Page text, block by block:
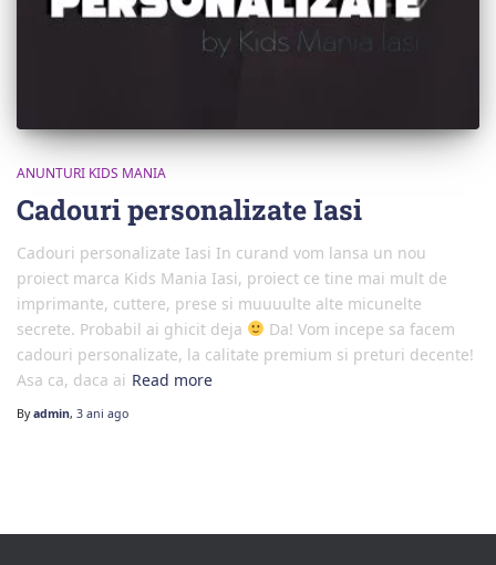
ANUNTURI KIDS MANIA
Cadouri personalizate Iasi
Cadouri personalizate Iasi In curand vom lansa un nou
proiect marca Kids Mania Iasi, proiect ce tine mai mult de
imprimante, cuttere, prese si muuuulte alte micunelte
secrete. Probabil ai ghicit deja
Da! Vom incepe sa facem
cadouri personalizate, la calitate premium si preturi decente!
Asa ca, daca ai Read more
Byadmin, 3 ani ago